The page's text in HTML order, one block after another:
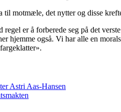
motmæle, det nytter og disse
regel er å forberede seg på det
hjemme også. Vi har alle en